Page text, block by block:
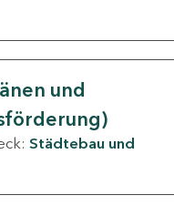
und
Städtebau und